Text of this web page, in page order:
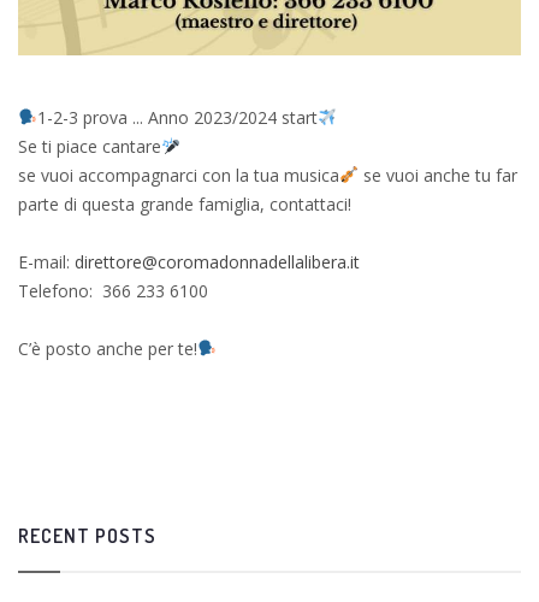
1-2-3 prova ... Anno 2023/2024 start
Se ti piace cantare
se vuoi accompagnarci con la tua musica
se vuoi anche tu far
parte di questa grande famiglia, contattaci!
E-mail: direttore@coromadonnadellalibera.it
Telefono: 366 233 6100
C’è posto anche per te!
RECENT POSTS